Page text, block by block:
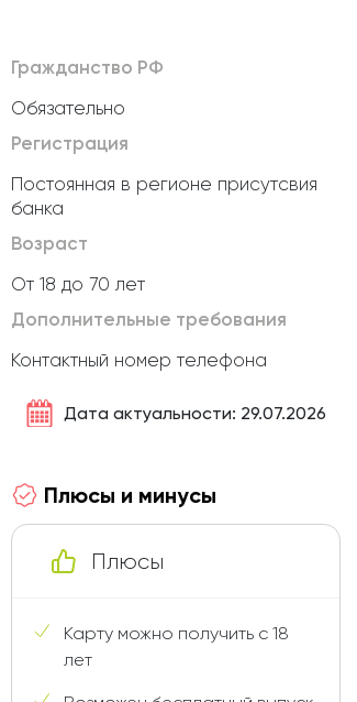
Гражданство РФ
Обязательно
Регистрация
Постоянная в регионе присутсвия
банка
Возраст
От 18 до 70 лет
Дополнительные требования
Контактный номер телефона
Дата актуальности: 29.07.2026
Плюсы и минусы
Плюсы
Карту можно получить с 18
лет